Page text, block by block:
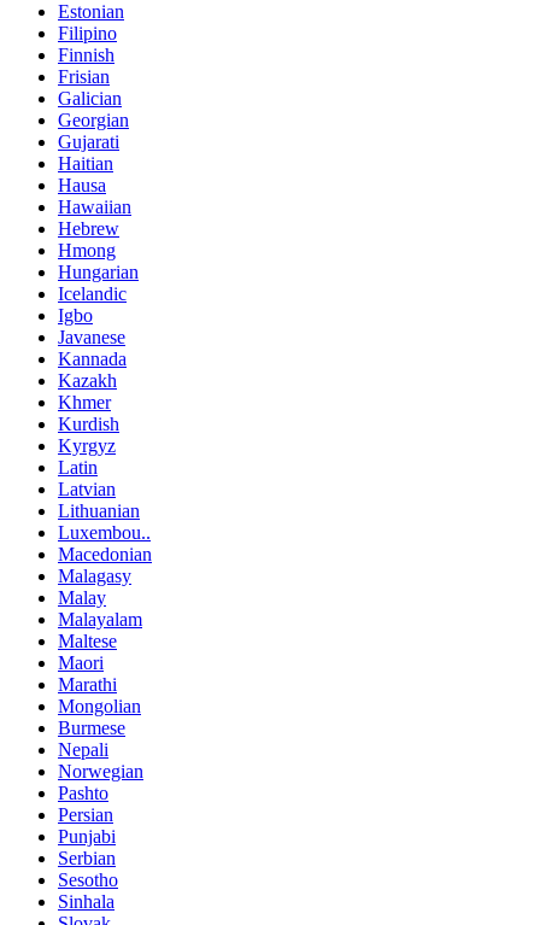
Estonian
Filipino
Finnish
Frisian
Galician
Georgian
Gujarati
Haitian
Hausa
Hawaiian
Hebrew
Hmong
Hungarian
Icelandic
Igbo
Javanese
Kannada
Kazakh
Khmer
Kurdish
Kyrgyz
Latin
Latvian
Lithuanian
Luxembou..
Macedonian
Malagasy
Malay
Malayalam
Maltese
Maori
Marathi
Mongolian
Burmese
Nepali
Norwegian
Pashto
Persian
Punjabi
Serbian
Sesotho
Sinhala